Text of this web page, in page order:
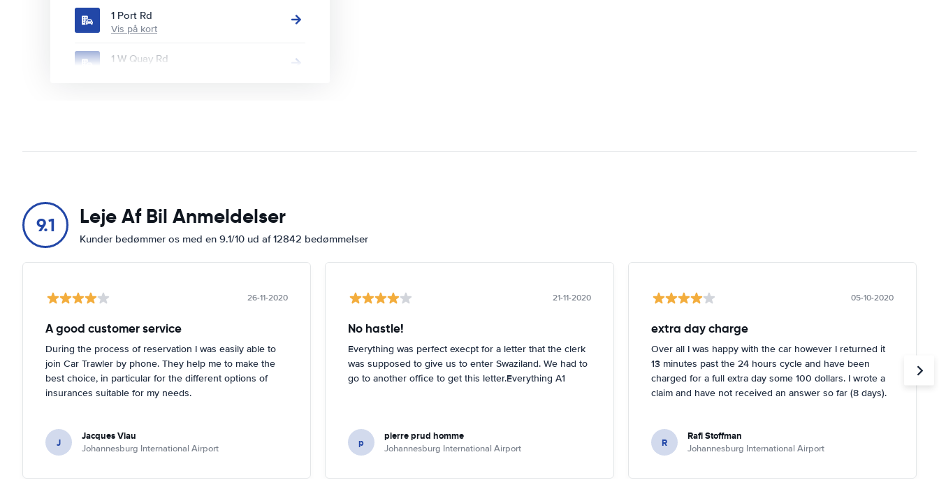
1 Port Rd
Vis på kort
1 W Quay Rd
Vis på kort
19 Buitendag St
Vis på kort
197 Main Rd
Vis på kort
2 Loop St
Vis på kort
Vis på kort
Vis på kort
9.1 Leje Af Bil Anmeldelser
Kunder bedømmer os med en 9.1/10 ud af 12842 bedømmelser
26-11-2020
A good customer service
During the process of reservation I was easily able to
join Car Trawler by phone. They help me to make the
best choice, in particular for the different options of
insurances suitable for my needs.
J Jacques Viau
Johannesburg International Airport
21-11-2020
No hastle!
Everything was perfect execpt for a letter that the clerk
was supposed to give us to enter Swaziland. We had to
go to another office to get this letter.Everything A1
p pierre prud homme
Johannesburg International Airport
05-10-2020
extra day charge
Over all I was happy with the car however I returned it
13 minutes past the 24 hours cycle and have been
charged for a full extra day some 100 dollars. I wrote a
claim and have not received an answer so far (8 days).
R Rafi Stoffman
Johannesburg International Airport